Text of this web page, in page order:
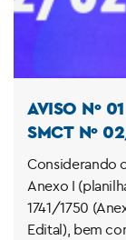
AVISO Nº
Considerando
Anexo I
1741/1750
Edital), bem